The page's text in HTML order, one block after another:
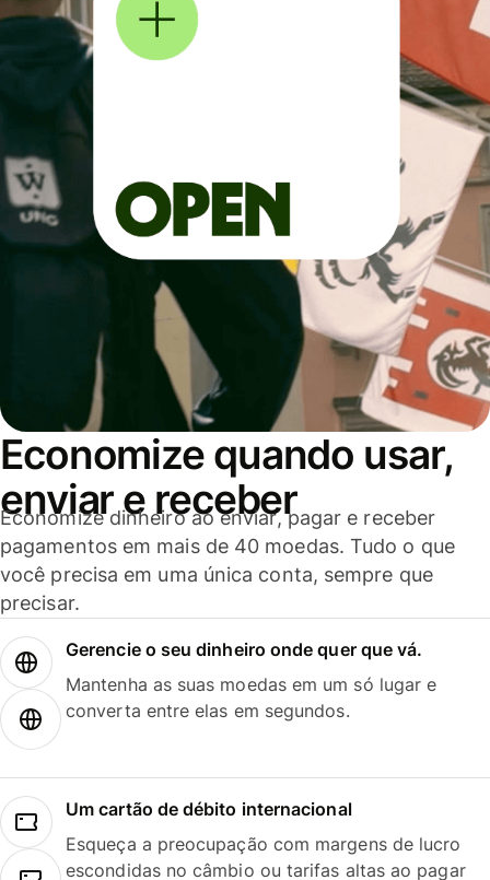
Economize quando usar,
enviar e receber
Economize dinheiro ao enviar, pagar e receber
pagamentos em mais de 40 moedas. Tudo o que
você precisa em uma única conta, sempre que
precisar.
Gerencie o seu dinheiro onde quer que vá.
Mantenha as suas moedas em um só lugar e
converta entre elas em segundos.
Um cartão de débito internacional
Esqueça a preocupação com margens de lucro
escondidas no câmbio ou tarifas altas ao pagar